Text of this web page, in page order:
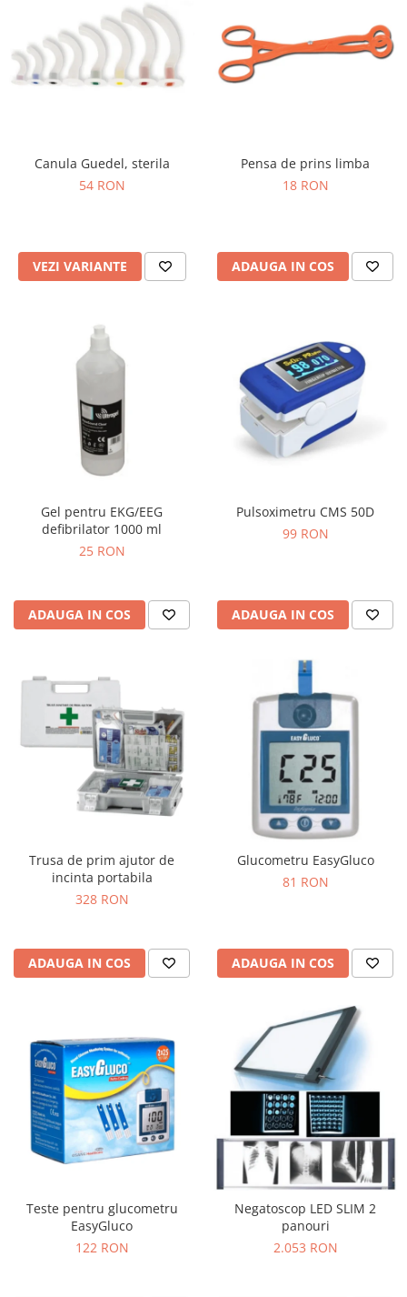
Canula Guedel, sterila
54 RON
VEZI VARIANTE
Pensa de prins limba
18 RON
ADAUGA IN COS
Gel pentru EKG/EEG
defibrilator 1000 ml
25 RON
ADAUGA IN COS
Pulsoximetru CMS 50D
99 RON
ADAUGA IN COS
Trusa de prim ajutor de
incinta portabila
328 RON
ADAUGA IN COS
Glucometru EasyGluco
81 RON
ADAUGA IN COS
Teste pentru glucometru
EasyGluco
122 RON
Negatoscop LED SLIM 2
panouri
2.053 RON